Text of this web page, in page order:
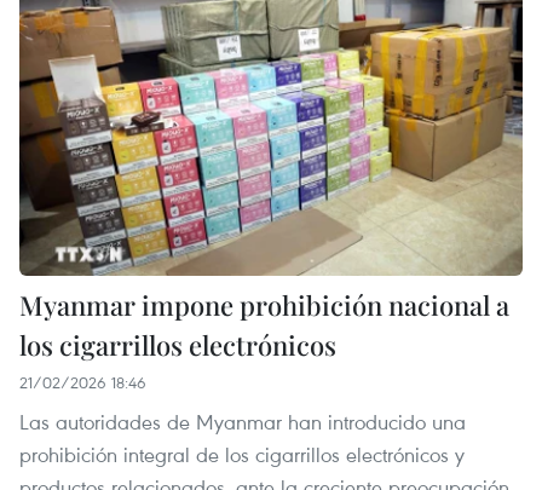
Myanmar impone prohibición nacional a
los cigarrillos electrónicos
21/02/2026 18:46
Las autoridades de Myanmar han introducido una
prohibición integral de los cigarrillos electrónicos y